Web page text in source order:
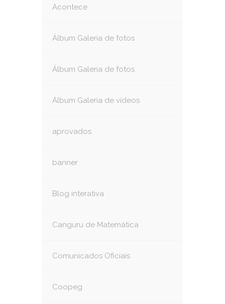
Acontece
Álbum Galeria de fotos
Álbum Galeria de fotos
Álbum Galeria de vídeos
aprovados
banner
Blog interativa
Canguru de Matemática
Comunicados Oficiais
Coopeg